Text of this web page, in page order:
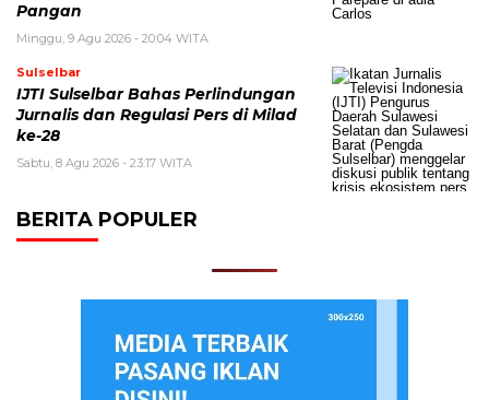
Pangan
Minggu, 9 Agu 2026 - 20:04 WITA
Sulselbar
IJTI Sulselbar Bahas Perlindungan
Jurnalis dan Regulasi Pers di Milad
ke-28
Sabtu, 8 Agu 2026 - 23:17 WITA
BERITA POPULER